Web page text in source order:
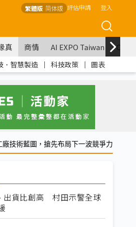
繁體版 简体版 評估申請 登入
真 商情 AI EXPO Taiwan
．智慧製造 ｜ 科技政策 ｜ 圖表
廠技術藍圖，搶先布局下一波競爭力
出貨比創高 村田示警全球